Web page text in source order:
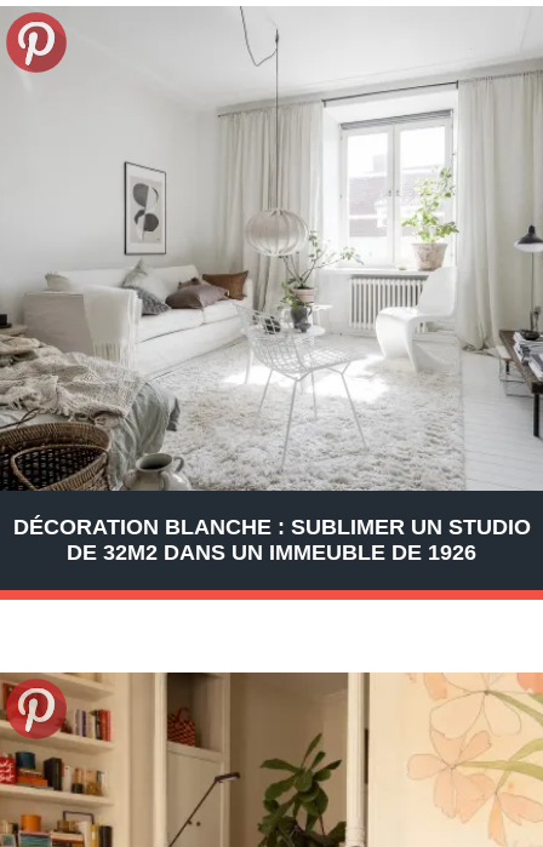
DÉCORATION BLANCHE : SUBLIMER UN STUDIO
DE 32M2 DANS UN IMMEUBLE DE 1926